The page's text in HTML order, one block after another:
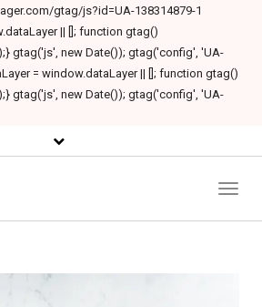
gtag/js?id=UA-138314879-1
|| []; function gtag()
gtag('js', new Date()); gtag('config', 'UA-
= window.dataLayer || []; function gtag()
gtag('js', new Date()); gtag('config', 'UA-